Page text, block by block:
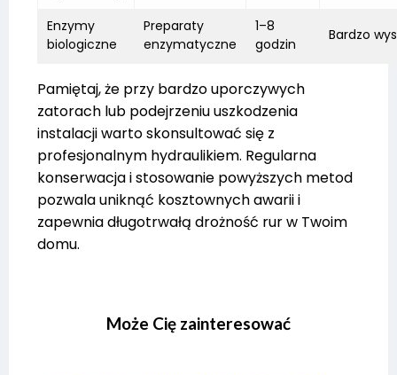
Enzymy
biologiczne
Preparaty
enzymatyczne
1–8
godzin
Bardzo
Pamiętaj, że przy bardzo uporczywych
zatorach lub podejrzeniu uszkodzenia
instalacji warto skonsultować się z
profesjonalnym hydraulikiem. Regularna
konserwacja i stosowanie powyższych metod
pozwala uniknąć kosztownych awarii i
zapewnia długotrwałą drożność rur w Twoim
domu.
Może Cię zainteresować